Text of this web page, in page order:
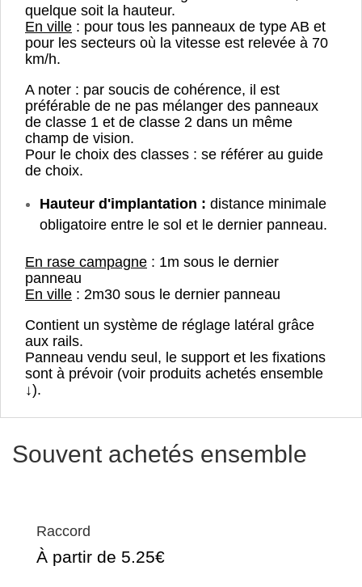
quelque soit la hauteur.
En ville : pour tous les panneaux de type AB et
pour les secteurs où la vitesse est relevée à 70
km/h.
A noter : par soucis de cohérence, il est
préférable de ne pas mélanger des panneaux
de classe 1 et de classe 2 dans un même
champ de vision.
Pour le choix des classes : se référer au guide
de choix.
Hauteur d'implantation : distance minimale
obligatoire entre le sol et le dernier panneau.
En rase campagne : 1m sous le dernier
panneau
En ville : 2m30 sous le dernier panneau
Contient un système de réglage latéral grâce
aux rails.
Panneau vendu seul, le support et les fixations
sont à prévoir (voir produits achetés ensemble
↓).
Souvent achetés ensemble
Raccord
À partir de 5.25€